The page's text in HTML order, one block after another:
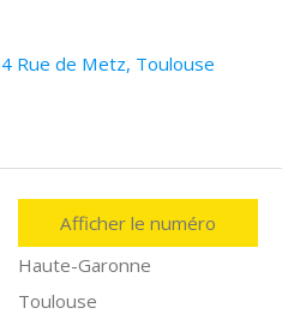
Rue de Metz, Toulouse
Afficher le numéro
Haute-Garonne
Toulouse